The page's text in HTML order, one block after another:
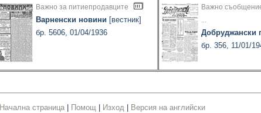
Важно за питиепродавците
Варненски новини [вестник]
бр. 5606, 01/04/1936
Важно
...
Добруджански
бр. 356, 11/01/
Начална страница Помощ Изход Версия на английски